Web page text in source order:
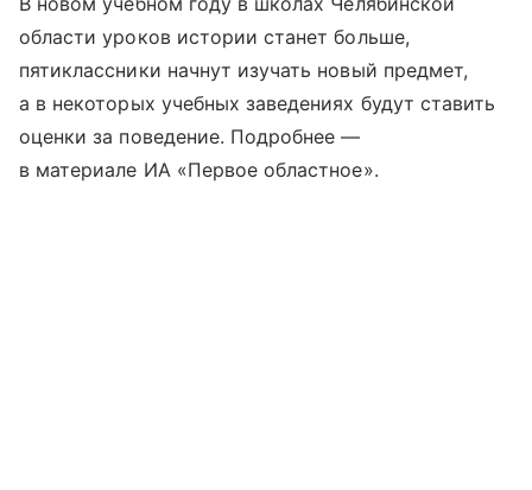
области уроков истории станет больше,
пятиклассники начнут изучать новый предмет,
а в некоторых учебных заведениях будут ставить
оценки за поведение. Подробнее —
в материале ИА «Первое областное».